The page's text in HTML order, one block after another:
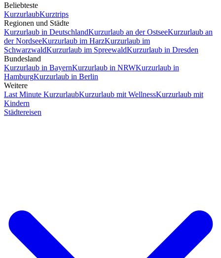
Beliebteste
KurzurlaubKurztrips
Regionen und Städte
Kurzurlaub in DeutschlandKurzurlaub an der OstseeKurzurlaub an
der NordseeKurzurlaub im HarzKurzurlaub im
SchwarzwaldKurzurlaub im SpreewaldKurzurlaub in Dresden
Bundesland
Kurzurlaub in BayernKurzurlaub in NRWKurzurlaub in
HamburgKurzurlaub in Berlin
Weitere
Last Minute KurzurlaubKurzurlaub mit WellnessKurzurlaub mit
Kindern
Städtereisen